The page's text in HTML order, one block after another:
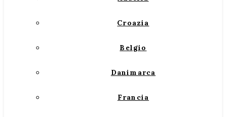
Croazia
Belgio
Danimarca
Francia